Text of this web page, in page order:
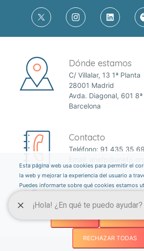
Dónde estamos
C/ Villalar, 13 1ª Planta
28001 Madrid
Avda. Diagonal, 601
Barcelona
Contacto
Teléfono: 91 435 35 69
©2026 ANEFP
Esta página web usa cookies para permitir el
la web y mejorar la experiencia del usuario a
Puedes informarte sobre qué cookies estamos
a través del botón ajustes. Consulta nuestra
RECHAZAR TODAS